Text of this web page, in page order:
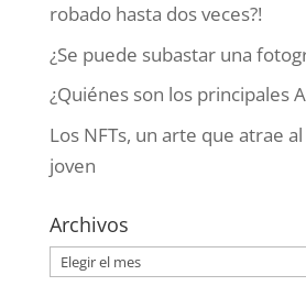
robado hasta dos veces?!
¿Se puede subastar una
¿Quiénes son los principales
Los NFTs, un arte que atrae
joven
Archivos
Archivos